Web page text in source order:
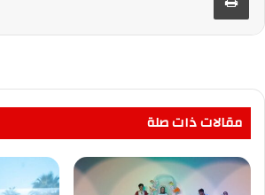
مقالات ذات صلة